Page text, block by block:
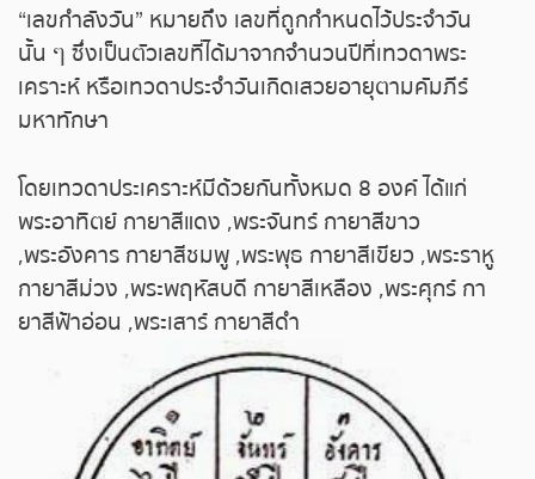
ถ่ายทอดสดหวยฮานอยพิเศษ
ถ่ายทอดสดหวยมาเลย์
ถ่ายทอดสดหวยญีปุ่น
ถ่ายทอดสดหวยไต้หวัน
ถ่ายทอดสดหวยกัมพูชา
หวยหุ้นไทย เย็น
“เลขกำลังวัน” หมายถึง เลขที่ถูกกำหนดไว้ประจำวัน
นั้น ๆ ซึ่งเป็นตัวเลขที่ได้มาจากจำนวนปีที่เทวดาพระ
เคราะห์ หรือเทวดาประจำวันเกิดเสวยอายุตามคัมภีร์
มหาทักษา
โดยเทวดาประเคราะห์มีด้วยกันทั้งหมด 8 องค์ ได้แก่
พระอาทิตย์ กายาสีแดง ,พระจันทร์ กายาสีขาว
,พระอังคาร กายาสีชมพู ,พระพุธ กายาสีเขียว ,พระราหู
กายาสีม่วง ,พระพฤหัสบดี กายาสีเหลือง ,พระศุกร์ กา
ยาสีฟ้าอ่อน ,พระเสาร์ กายาสีดำ